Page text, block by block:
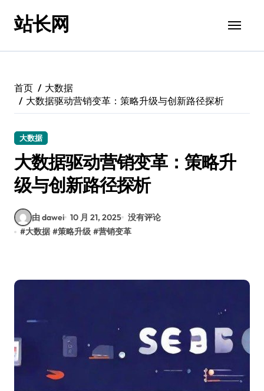
站长网
首页
大数据
大数据驱动营销变革：策略升级与创新路径探析
大数据
大数据驱动营销变革：策略升
级与创新路径探析
由 dawei 10 月 21, 2025 没有评论
#大数据 #策略升级 #营销变革